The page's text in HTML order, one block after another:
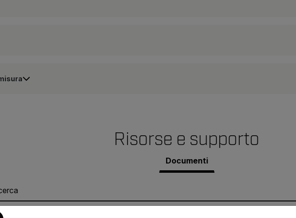
Risorse e supporto
Documenti
your preferred country and language from the options below to access the